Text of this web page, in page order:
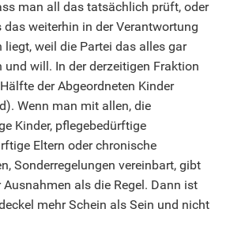
man all das tatsächlich prüft, oder
das weiterhin in der Verantwortung
liegt, weil die Partei das alles gar
will. In der derzeitigen Fraktion
der Abgeordneten Kinder
Wenn man mit allen, die
Kinder, pflegebedürftige
Eltern oder chronische
Sonderregelungen vereinbart, gibt
Ausnahmen als die Regel. Dann ist
mehr Schein als Sein und nicht